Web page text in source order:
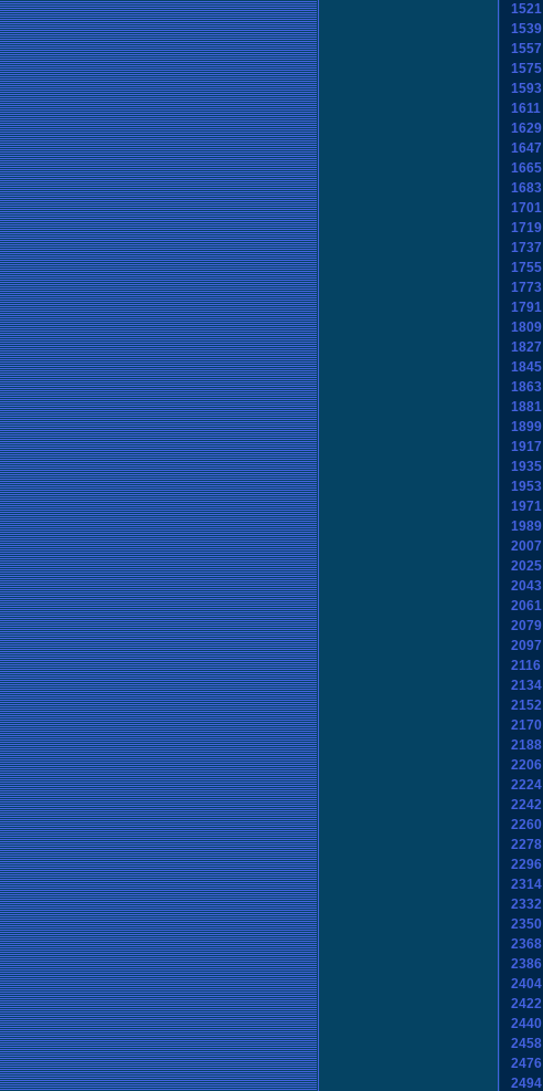
1521
1539
1557
1575
1593
1611
1629
1647
1665
1683
1701
1719
1737
1755
1773
1791
1809
1827
1845
1863
1881
1899
1917
1935
1953
1971
1989
2007
2025
2043
2061
2079
2097
2116
2134
2152
2170
2188
2206
2224
2242
2260
2278
2296
2314
2332
2350
2368
2386
2404
2422
2440
2458
2476
2494